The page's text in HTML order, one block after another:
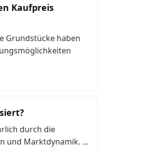
Kaufpreis
Grundstücke haben
durch die
und Marktdynamik. …